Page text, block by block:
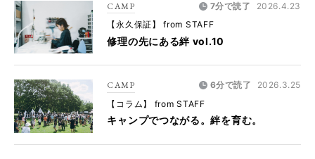
CAMP 7分で読了
2026.4.23
【永久保証】 from STAFF
修理の先にある絆 vol.10
CAMP 6分で読了
2026.3.25
【コラム】 from STAFF
キャンプでつながる。絆を育む。